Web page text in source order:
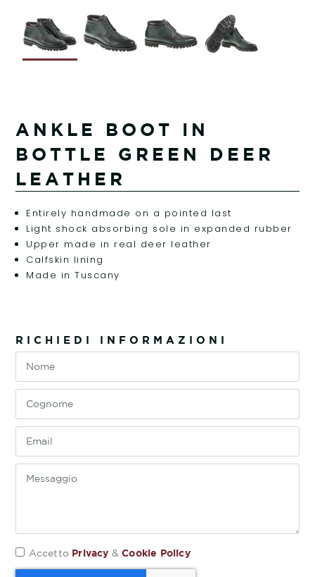
ANKLE BOOT IN
BOTTLE GREEN DEER
LEATHER
Entirely handmade on a pointed last
Light shock absorbing sole in expanded rubber
Upper made in real deer leather
Calfskin lining
Made in Tuscany
RICHIEDI INFORMAZIONI
Accetto Privacy &Cookie Policy